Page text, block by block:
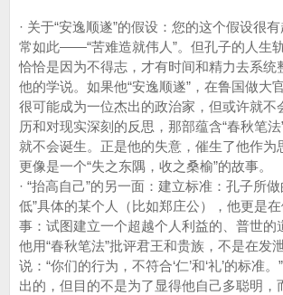
· 关于“安逸顺遂”的假设：您的这个假设很
常如此——“苦难造就伟人”。但孔子的人生
恰恰是因为不得志，才有时间和精力去系统
他的学说。如果他“安逸顺遂”，在鲁国做大
很可能成为一位杰出的政治家，但或许就不
历和对现实深刻的反思，那部蕴含“春秋笔
就不会诞生。正是他的失意，催生了他作为
更像是一个“失之东隅，收之桑榆”的故事。
· “抬高自己”的另一面：建立标准：孔子所
低”具体的某个人（比如郑庄公），他更是
事：试图建立一个超越个人利益的、普世的
他用“春秋笔法”批评君王和贵族，不是在发
说：“你们的行为，不符合‘仁’和‘礼’的标准
出的，但目的不是为了显得他自己多聪明，